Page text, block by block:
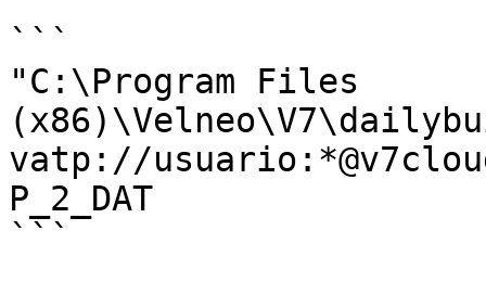
```
"C:\Program Files
vatp://
P_2_DAT
```